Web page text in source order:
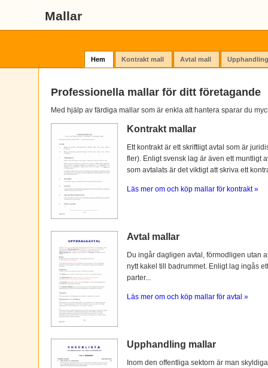
Mallar
Hem Kontrakt mall Avtal mall
Professionella mallar för ditt företagande
Med hjälp av färdiga mallar som är enkla att hantera sparar du
Kontrakt mallar
Ett kontrakt är ett skriftligt avtal som är
fler). Enligt svensk lag är även ett muntligt
som avtalats är det viktigt att skriva ett
Läs mer om och köp mallar för kontrakt »
Avtal mallar
Du ingår dagligen avtal, förmodligen utan
nytt kakel till badrummet. Enligt lag ingås
parter...
Läs mer om och köp mallar för avtal »
Upphandling mallar
Inom den offentliga sektorn är man